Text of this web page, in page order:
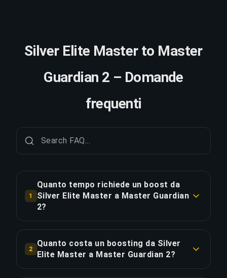
Silver Elite Master to Master
Guardian 2 – Domande
frequenti
1
Quanto tempo richiede un boost da
Silver Elite Master a Master Guardian
2?
Guardian 2 richiede tipicamente 1-2 giorni. Con
Ordine Prioritario, la consegna è circa il 25% più
2
Quanto costa un boosting da Silver
Elite Master a Master Guardian 2?